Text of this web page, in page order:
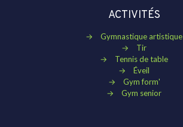
ACTIVITÉS
→
Gymnastique artistique
→
Tir
→
Tennis de table
→
Éveil
→
Gym form'
→
Gym senior